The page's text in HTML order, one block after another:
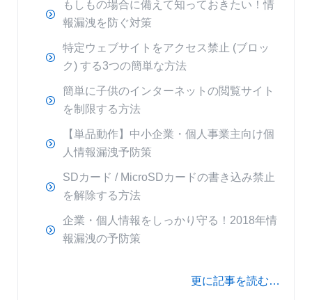
もしもの場合に備えて知っておきたい！情
報漏洩を防ぐ対策
特定ウェブサイトをアクセス禁止 (ブロッ
ク) する3つの簡単な方法
簡単に子供のインターネットの閲覧サイト
を制限する方法
【単品動作】中小企業・個人事業主向け個
人情報漏洩予防策
SDカード / MicroSDカードの書き込み禁止
を解除する方法
企業・個人情報をしっかり守る！2018年情
報漏洩の予防策
更に記事を読む…